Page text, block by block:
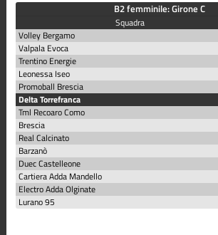
B2 femminile: Girone C
Squadra
Volley Bergamo
Valpala Evoca
Trentino Energie
Leonessa Iseo
Promoball Brescia
Delta Torrefranca
Tml Recoaro Como
Brescia
Real Calcinato
Barzanò
Duec Castelleone
Cartiera Adda Mandello
Electro Adda Olginate
Lurano 95